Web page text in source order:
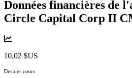
Données financières de
Circle Capital Corp II
10,02 $US
Dernier cours